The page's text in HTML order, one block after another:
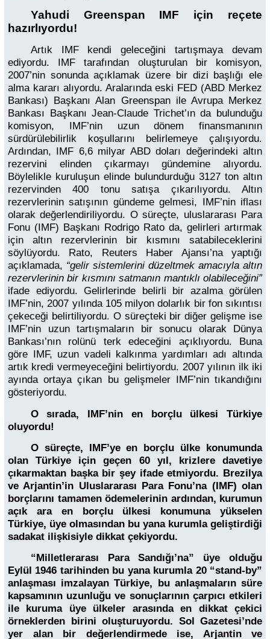
Yahudi Greenspan IMF için reçete
hazırlıyordu!
Artık IMF kendi geleceğini tartışmaya devam
ediyordu. IMF tarafından oluşturulan bir komisyon,
2007’nin sonunda açıklamak üzere bir dizi başlığı ele
alma kararı alıyordu. Aralarında eski FED (ABD Merkez
Bankası) Başkanı Alan Greenspan ile Avrupa Merkez
Bankası Başkanı Jean-Claude Trichet’ın da bulunduğu
komisyon, IMF’nin uzun dönem finansmanının
sürdürülebilirlik koşullarını belirlemeye çalışıyordu.
Ardından, IMF 6,6 milyar ABD doları değerindeki altın
rezervini elinden çıkarmayı gündemine alıyordu.
Böylelikle kuruluşun elinde bulundurduğu 3127 ton altın
rezervinden 400 tonu satışa çıkarılıyordu. Altın
rezervlerinin satışının gündeme gelmesi, IMF’nin iflası
olarak değerlendiriliyordu. O süreçte, uluslararası Para
Fonu (IMF) Başkanı Rodrigo Rato da, gelirleri artırmak
için altın rezervlerinin bir kısmını satabileceklerini
söylüyordu. Rato, Reuters Haber Ajansı’na yaptığı
açıklamada, “gelir sistemlerini düzeltmek amacıyla altın
rezervlerinin bir kısmını satmanın mantıklı olabileceğini”
ifade ediyordu. Gelirlerinde belirli bir azalma görülen
IMF’nin, 2007 yılında 105 milyon dolarlık bir fon sıkıntısı
çekeceği belirtiliyordu. O süreçteki bir diğer gelişme ise
IMF’nin uzun tartışmaların bir sonucu olarak Dünya
Bankası’nın rolünü terk edeceğini açıklıyordu. Buna
göre IMF, uzun vadeli kalkınma yardımları adı altında
artık kredi vermeyeceğini belirtiyordu. 2007 yılının ilk iki
ayında ortaya çıkan bu gelişmeler IMF’nin tıkandığını
gösteriyordu.
O sırada, IMF’nin en borçlu ülkesi Türkiye
oluyordu!
O süreçte, IMF’ye en borçlu ülke konumunda
olan Türkiye için geçen 60 yıl, krizlere davetiye
çıkarmaktan başka bir şey ifade etmiyordu. Brezilya
ve Arjantin’in Uluslararası Para Fonu’na (IMF) olan
borçlarını tamamen ödemelerinin ardından, kurumun
açık ara en borçlu ülkesi konumuna yükselen
Türkiye, üye olmasından bu yana kurumla geliştirdiği
sadakat ilişkisiyle dikkat çekiyordu.
“Milletlerarası Para Sandığı’na” üye olduğu
Eylül 1946 tarihinden bu yana kurumla 20 “stand-by”
anlaşması imzalayan Türkiye, bu anlaşmaların süre
kapsamının uzunluğu ve sonuçlarının çarpıcı etkileri
ile kuruma üye ülkeler arasında en dikkat çekici
örneklerden birini oluşturuyordu. Sol Gazetesi’nde
yer alan bir değerlendirmede ise, Arjantin ve